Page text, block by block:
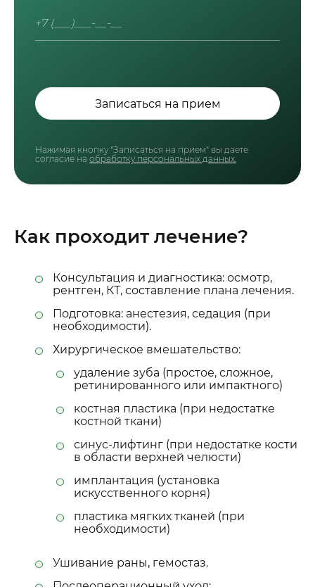
Записаться на прием
Нажимая кнопку "Записаться на прием" вы даете
согласие на обработку персональных данных.
Как проходит лечение?
Консультация и диагностика: осмотр,
рентген, КТ, составление плана лечения.
Подготовка: анестезия, седация (при
необходимости).
Хирургическое вмешательство:
удаление зуба (простое, сложное,
ретинированного или импактного)
костная пластика (при недостатке
костной ткани)
синус-лифтинг (при недостатке кости
в области верхней челюсти)
имплантация (установка
искусственного корня)
пластика мягких тканей (при
необходимости)
Ушивание раны, гемостаз.